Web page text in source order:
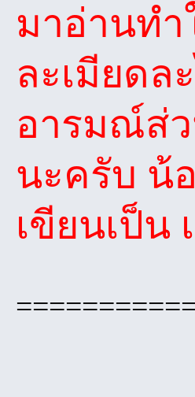
มาอ่านทำ
ละเมียดล
อารมณ์ส่
นะครับ น้
เขียนเป็น